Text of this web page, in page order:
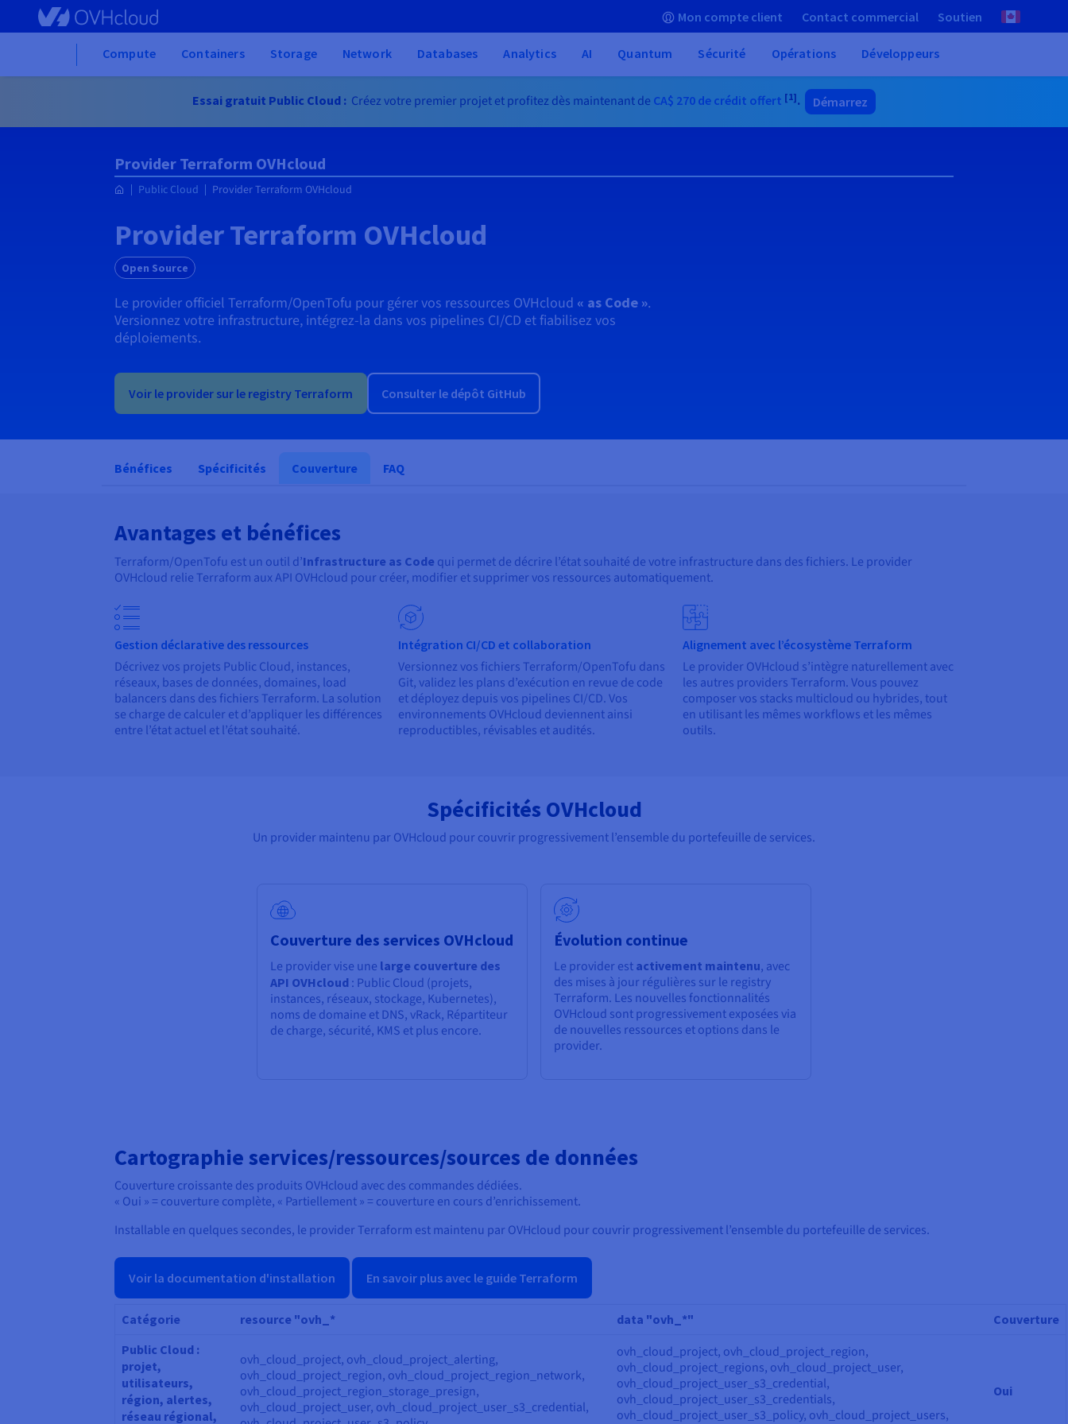
Skip to main content Mon compte client Contact commercial Soutien
Compute Containers Storage Network Databases Analytics AI Quantum Sécurité Opérations Développeurs
Essai gratuit Public Cloud : Créez votre premier projet et profitez dès maintenant de CA$ 270 de crédit offert [1]. Démarrez
Provider Terraform OVHcloud
Public Cloud Provider Terraform OVHcloud
Provider Terraform OVHcloud
Open Source
Le provider officiel Terraform/OpenTofu pour gérer vos ressources OVHcloud « as Code ».
Versionnez votre infrastructure, intégrez-la dans vos pipelines CI/CD et fiabilisez vos
déploiements.
Voir le provider sur le registry Terraform Consulter le dépôt GitHub
Bénéfices Spécificités Couverture FAQ
Avantages et bénéfices
Terraform/OpenTofu est un outil d’Infrastructure as Code qui permet de décrire l’état souhaité de votre infrastructure dans des fichiers. Le provider
OVHcloud relie Terraform aux API OVHcloud pour créer, modifier et supprimer vos ressources automatiquement.
Gestion déclarative des ressources
Décrivez vos projets Public Cloud, instances,
réseaux, bases de données, domaines, load
balancers dans des fichiers Terraform. La solution
se charge de calculer et d’appliquer les différences
entre l’état actuel et l’état souhaité.
Intégration CI/CD et collaboration
Versionnez vos fichiers Terraform/OpenTofu dans
Git, validez les plans d’exécution en revue de code
et déployez depuis vos pipelines CI/CD. Vos
environnements OVHcloud deviennent ainsi
reproductibles, révisables et audités.
Alignement avec l’écosystème Terraform
Le provider OVHcloud s’intègre naturellement avec
les autres providers Terraform. Vous pouvez
composer vos stacks multicloud ou hybrides, tout
en utilisant les mêmes workflows et les mêmes
outils.
Spécificités OVHcloud
Un provider maintenu par OVHcloud pour couvrir progressivement l’ensemble du portefeuille de services.
Couverture des services OVHcloud
Le provider vise une large couverture des
API OVHcloud : Public Cloud (projets,
instances, réseaux, stockage, Kubernetes),
noms de domaine et DNS, vRack, Répartiteur
de charge, sécurité, KMS et plus encore.
Évolution continue
Le provider est activement maintenu, avec
des mises à jour régulières sur le registry
Terraform. Les nouvelles fonctionnalités
OVHcloud sont progressivement exposées via
de nouvelles ressources et options dans le
provider.
Cartographie services/ressources/sources de données
Couverture croissante des produits OVHcloud avec des commandes dédiées.
« Oui » = couverture complète, « Partiellement » = couverture en cours d’enrichissement.
Installable en quelques secondes, le provider Terraform est maintenu par OVHcloud pour couvrir progressivement l’ensemble du portefeuille de services.
Voir la documentation d'installation En savoir plus avec le guide Terraform
Catégorie resource "ovh_* data "ovh_*"
Couverture
Public Cloud :
projet,
utilisateurs,
région, alertes,
réseau régional,
ovh_cloud_project, ovh_cloud_project_alerting,
ovh_cloud_project_region, ovh_cloud_project_region_network,
ovh_cloud_project_region_storage_presign,
ovh_cloud_project_user, ovh_cloud_project_user_s3_credential,
ovh_cloud_project, ovh_cloud_project_region,
ovh_cloud_project_regions, ovh_cloud_project_user,
ovh_cloud_project_user_s3_credential,
ovh_cloud_project_user_s3_credentials,
ovh_cloud_project_user_s3_policy, ovh_cloud_project_users,
Oui